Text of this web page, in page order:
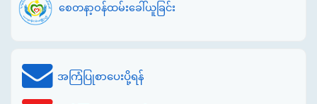
စေတနာ့ဝန်ထမ်းခေါ်ယူခြင်း
အကြံပြုစာပေးပို့ရန်